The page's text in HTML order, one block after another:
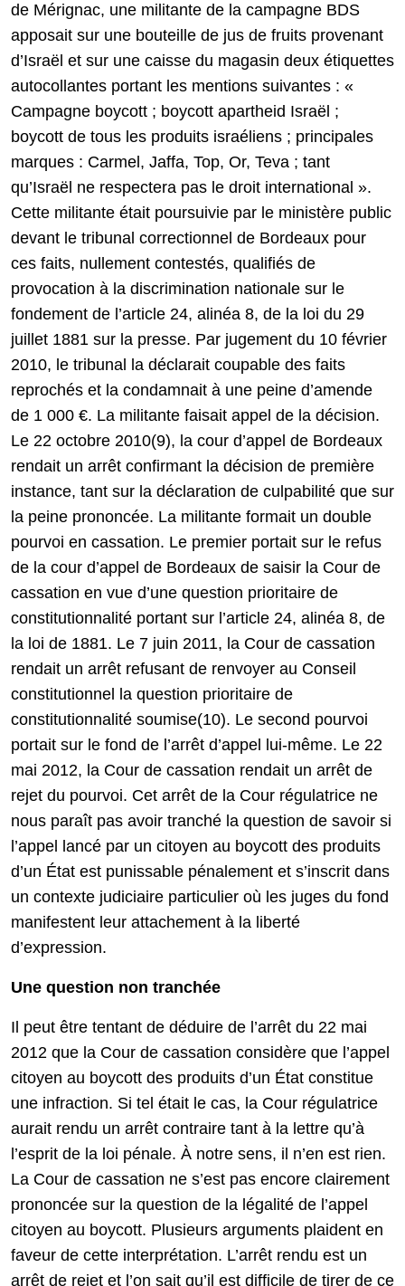
de Mérignac, une militante de la campagne BDS
apposait sur une bouteille de jus de fruits provenant
d’Israël et sur une caisse du magasin deux étiquettes
autocollantes portant les mentions suivantes : «
Campagne boycott ; boycott apartheid Israël ;
boycott de tous les produits israéliens ; principales
marques : Carmel, Jaffa, Top, Or, Teva ; tant
qu’Israël ne respectera pas le droit international ».
Cette militante était poursuivie par le ministère public
devant le tribunal correctionnel de Bordeaux pour
ces faits, nullement contestés, qualifiés de
provocation à la discrimination nationale sur le
fondement de l’article 24, alinéa 8, de la loi du 29
juillet 1881 sur la presse. Par jugement du 10 février
2010, le tribunal la déclarait coupable des faits
reprochés et la condamnait à une peine d’amende
de 1 000 €. La militante faisait appel de la décision.
Le 22 octobre 2010(9), la cour d’appel de Bordeaux
rendait un arrêt confirmant la décision de première
instance, tant sur la déclaration de culpabilité que sur
la peine prononcée. La militante formait un double
pourvoi en cassation. Le premier portait sur le refus
de la cour d’appel de Bordeaux de saisir la Cour de
cassation en vue d’une question prioritaire de
constitutionnalité portant sur l’article 24, alinéa 8, de
la loi de 1881. Le 7 juin 2011, la Cour de cassation
rendait un arrêt refusant de renvoyer au Conseil
constitutionnel la question prioritaire de
constitutionnalité soumise(10). Le second pourvoi
portait sur le fond de l’arrêt d’appel lui-même. Le 22
mai 2012, la Cour de cassation rendait un arrêt de
rejet du pourvoi. Cet arrêt de la Cour régulatrice ne
nous paraît pas avoir tranché la question de savoir si
l’appel lancé par un citoyen au boycott des produits
d’un État est punissable pénalement et s’inscrit dans
un contexte judiciaire particulier où les juges du fond
manifestent leur attachement à la liberté
d’expression.
Une question non tranchée
Il peut être tentant de déduire de l’arrêt du 22 mai
2012 que la Cour de cassation considère que l’appel
citoyen au boycott des produits d’un État constitue
une infraction. Si tel était le cas, la Cour régulatrice
aurait rendu un arrêt contraire tant à la lettre qu’à
l’esprit de la loi pénale. À notre sens, il n’en est rien.
La Cour de cassation ne s’est pas encore clairement
prononcée sur la question de la légalité de l’appel
citoyen au boycott. Plusieurs arguments plaident en
faveur de cette interprétation. L’arrêt rendu est un
arrêt de rejet et l’on sait qu’il est difficile de tirer de ce